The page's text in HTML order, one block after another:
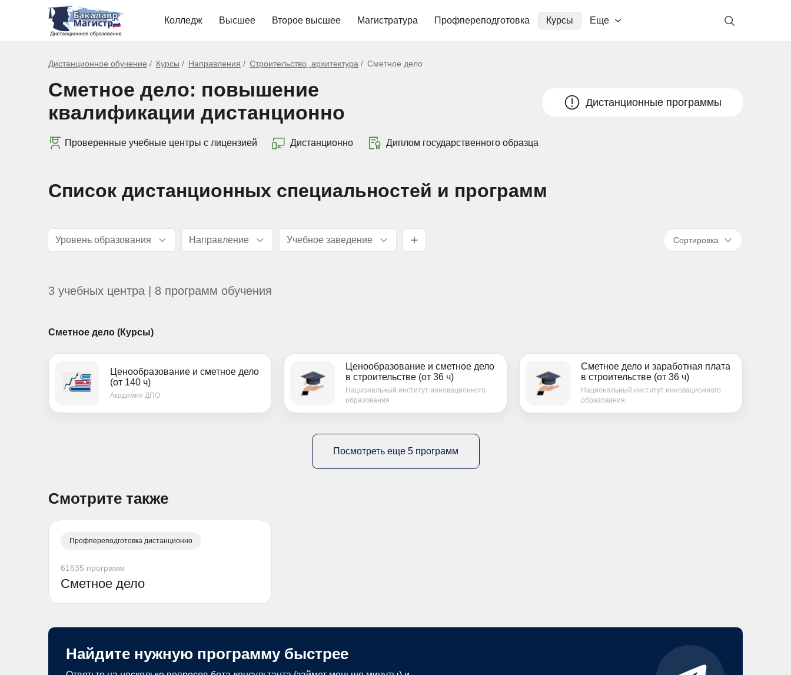
Колледж Высшее Второе высшее Магистратура Профпереподготовка Курсы Еще
Дистанционное обучение Курсы Направления Строительство, архитектура Сметное дело
Сметное дело: повышение
квалификации дистанционно
Дистанционные программы
Проверенные учебные центры с лицензией Дистанционно Диплом государственного образца
Список дистанционных специальностей и программ
Уровень образования Направление Учебное заведение Сортировка
3 учебных центра | 8 программ обучения
Сметное дело (Курсы)
Ценообразование и сметное дело
(от 140 ч)
Академия ДПО
Ценообразование и сметное дело
в строительстве (от 36 ч)
Национальный институт инновационного
образования
Сметное дело и заработная плата
в строительстве (от 36 ч)
Национальный институт инновационного
образования
Посмотреть еще 5 программ
Смотрите также
Профпереподготовка дистанционно
61635 программ
Сметное дело
Найдите нужную программу быстрее